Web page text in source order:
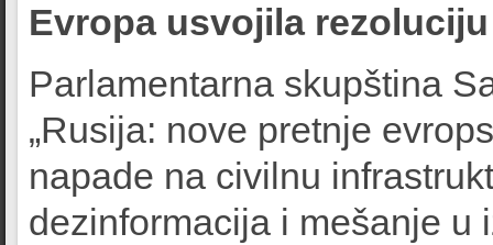
Evropa usvojila
Parlamentarna skupština
„Rusija: nove pretnje
napade na civilnu
dezinformacija i mešanje u